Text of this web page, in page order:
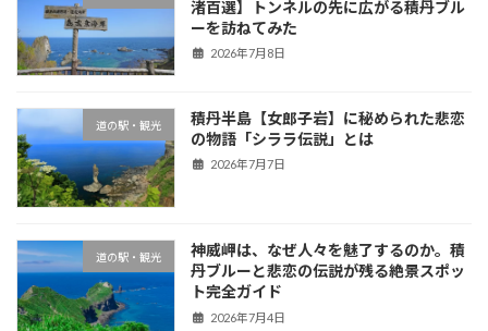
渚百選】トンネルの先に広がる積丹ブル
ーを訪ねてみた
2026年7月8日
道の駅・観光
積丹半島【女郎子岩】に秘められた悲恋
の物語「シララ伝説」とは
2026年7月7日
道の駅・観光
神威岬は、なぜ人々を魅了するのか。積
丹ブルーと悲恋の伝説が残る絶景スポッ
ト完全ガイド
2026年7月4日